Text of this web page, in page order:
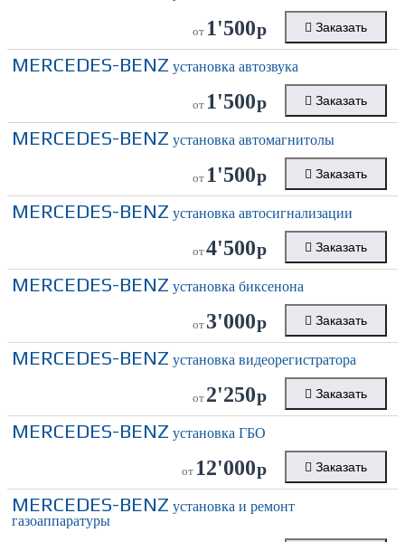
от 1'500р Заказать
MERCEDES-BENZ установка автозвука
от 1'500р Заказать
MERCEDES-BENZ установка автомагнитолы
от 1'500р Заказать
MERCEDES-BENZ установка автосигнализации
от4'500р Заказать
MERCEDES-BENZ установка биксенона
от 3'000р Заказать
MERCEDES-BENZ установка видеорегистратора
от 2'250р Заказать
MERCEDES-BENZ установка ГБО
от 12'000р Заказать
MERCEDES-BENZ установка и ремонт
газоаппаратуры